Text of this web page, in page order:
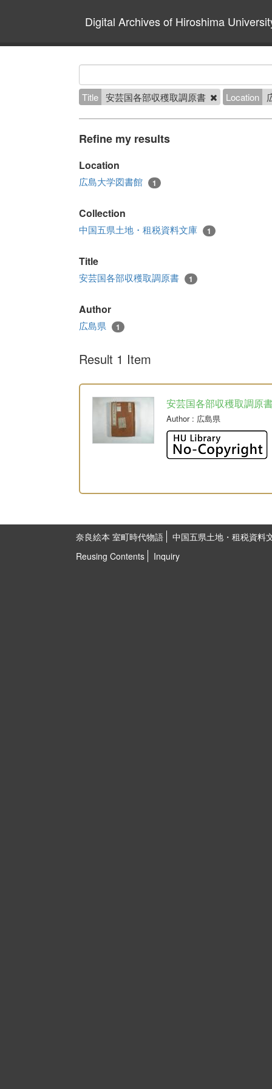
Digital Archives of Hiroshima
Title 安芸国各部収穫取調原書 Location
Refine my results
Location
広島大学図書館 1
Collection
中国五県土地・租税資料文庫 1
Title
安芸国各部収穫取調原書 1
Author
広島県 1
Result 1 Item
安芸国各部収穫取調原
Author: 広島県
奈良絵本 室町時代物語
中国五県土地・租税資料
Reusing Contents
Inquiry